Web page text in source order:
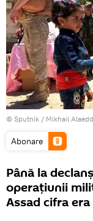
© Sputnik / Mikhail
Abonare
Până la
operațiunii
Assad cifra